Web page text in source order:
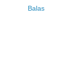
Balas